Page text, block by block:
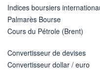
Indices boursiers
Palmarès Bourse
Cours du Pétrole (Brent)
Convertisseur de devises
Convertisseur dollar / euro